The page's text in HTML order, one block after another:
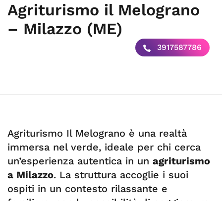
Agriturismo il Melograno
– Milazzo (ME)
3917587786
Agriturismo Il Melograno è una realtà
immersa nel verde, ideale per chi cerca
un’esperienza autentica in un agriturismo
a Milazzo. La struttura accoglie i suoi
ospiti in un contesto rilassante e